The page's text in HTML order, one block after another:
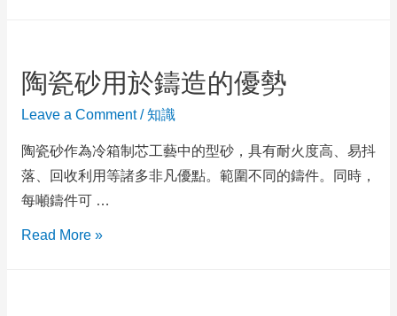
陶瓷砂用於鑄造的優勢
Leave a Comment /知識
陶瓷砂作為冷箱制芯工藝中的型砂，具有耐火度高、易抖
落、回收利用等諸多非凡優點。範圍不同的鑄件。同時，
每噸鑄件可 …
Read More »